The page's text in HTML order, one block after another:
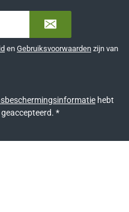
en Gebruiksvoorwaarden zijn van
hebt
geaccepteerd. *